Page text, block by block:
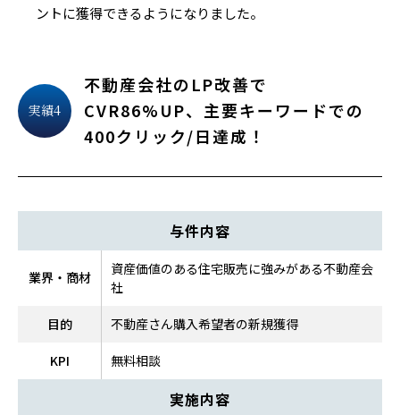
ントに獲得できるようになりました。
実績4
不動産会社のLP改善で
CVR86%UP、主要キーワードでの
400クリック/日達成！
与件内容
業界・商材
資産価値のある住宅販売に強みがある不動産会
社
目的 不動産さん購入希望者の新規獲得
KPI 無料相談
実施内容